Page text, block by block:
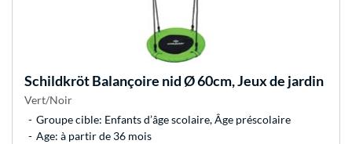
SchildkrötBalançoire nid Ø 60cm, Jeux de jardin
Vert/Noir
Groupe cible: Enfants d’âge scolaire, Âge préscolaire
Age: à partir de 36 mois